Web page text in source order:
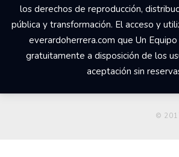
los derechos de reproducción,
pública y transformación. El acceso y
everardoherrera.com que Un
gratuitamente a disposición de los
aceptación sin
©